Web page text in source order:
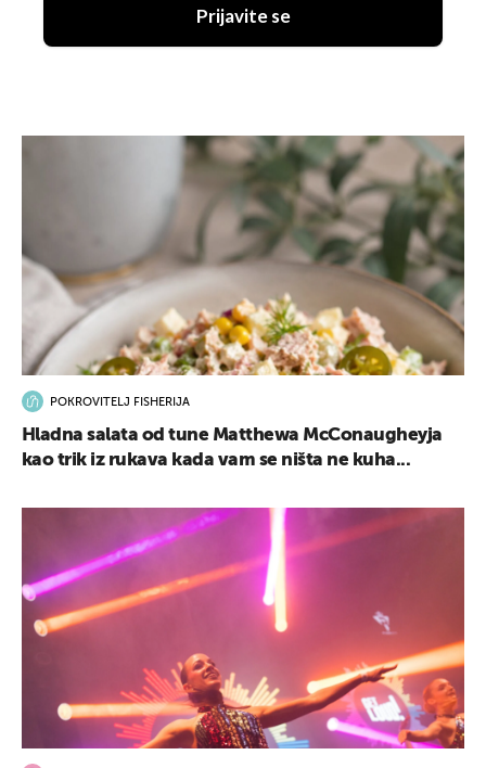
Prijavite se
POKROVITELJ FISHERIJA
Hladna salata od tune Matthewa McConaugheyja
kao trik iz rukava kada vam se ništa ne kuha...